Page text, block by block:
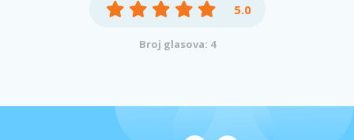
5.0
Broj glasova: 4